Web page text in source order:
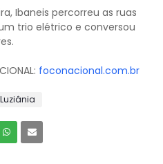
Ibaneis percorreu as ruas
trio elétrico e conversou
foconacional.com.br
Luziânia